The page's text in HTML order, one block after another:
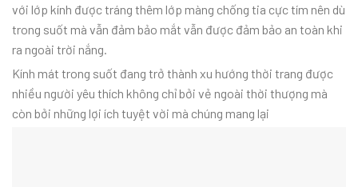
với lớp kính được tráng thêm lớp màng chống tia cực tím nên dù
trong suốt mà vẫn đảm bảo mắt vẫn được đảm bảo an toàn khi
ra ngoài trời nắng.
Kính mát trong suốt đang trở thành xu hướng thời trang được
nhiều người yêu thích không chỉ bởi vẻ ngoài thời thượng mà
còn bởi những lợi ích tuyệt vời mà chúng mang lại